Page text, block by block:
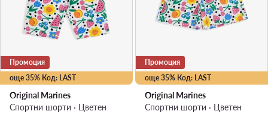
още 35% Код: LAST
Промоция
Original Marines
Спортни шорти · Цветен
още 35% Код: LAST
Промоция
Original Marines
Спортни шорти · Цветен